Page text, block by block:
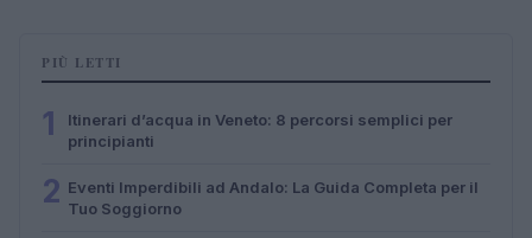
PIÙ LETTI
1
Itinerari d’acqua in Veneto: 8 percorsi semplici per
principianti
2 Eventi Imperdibili ad Andalo: La Guida Completa per il
Tuo Soggiorno